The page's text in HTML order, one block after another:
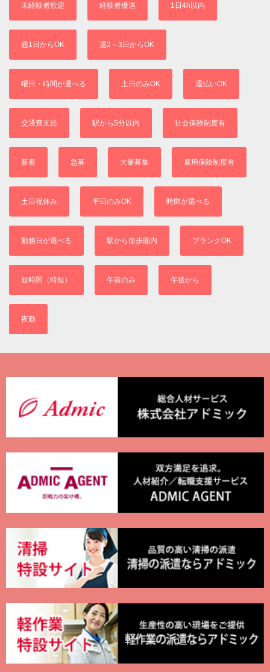
未経験者歓迎 経験者優遇 1日4h以内
週1日からOK 週2～3日からOK
曜日・時間が選べる 土日のみOK 週払いOK
交通費支給 駅から5分以内 社会保険制度有
新着 急募 大量募集 雇用保険制度有
土日祝休み 平日のみOK 時間が選べる
勤務日が選べる 駅から徒歩圏内 ブランクOK
短時間（時短） 午前のみ 午後から
夜勤